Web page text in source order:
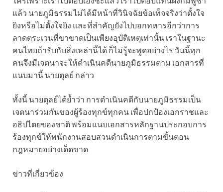
แล้ว นายภูมิธรรมไม่ได้มีหน้าที่วินิจฉัยข้อเท็จจริงว่าตั้งใจ
ยิงหรือไม่ตั้งใจยิง และที่สำคัญยังไปบอกทหารอีกว่าการ
ลาดตระเวนที่ขาขาดเป็นเพียงอุบัติเหตุเท่านั้น เราในฐานะ
คนไทยถ้ารับกับสิ่งเหล่านี้ได้ ก็ไม่รู้จะพูดอย่างไร วันนี้ทุก
คนจึงมีเจตนาจะให้ดำเนินคดีนายภูมิธรรมตาม เอกสารที่
แนบมานี้ นายตุลย์ กล่าว
ทั้งนี้ นายตุลย์ได้ย้ำว่า การดำเนินคดีกับนายภูมิธรรมเป็น
เจตนาร่วมกันของผู้ร้องทุกข์ทุกคน เพื่อปกป้องเอกราชและ
อธิปไตยของชาติ พร้อมแนบเอกสารหลักฐานประกอบการ
ร้องทุกข์ให้พนักงานสอบสวนดำเนินการตามขั้นตอน
กฎหมายอย่างเด็ดขาด
ข่าวที่เกี่ยวข้อง